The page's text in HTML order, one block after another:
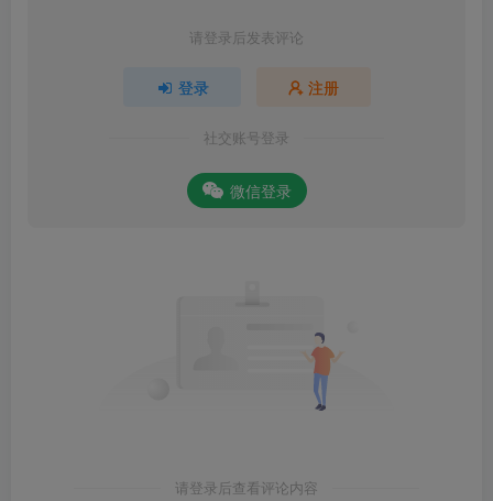
请登录后发表评论
登录 注册
社交账号登录
微信登录
请登录后查看评论内容